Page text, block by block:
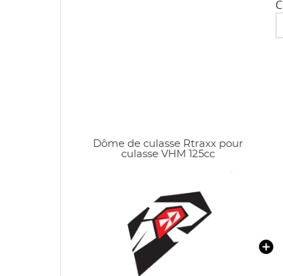
Dôme de culasse Rtraxx pour
culasse VHM 125cc